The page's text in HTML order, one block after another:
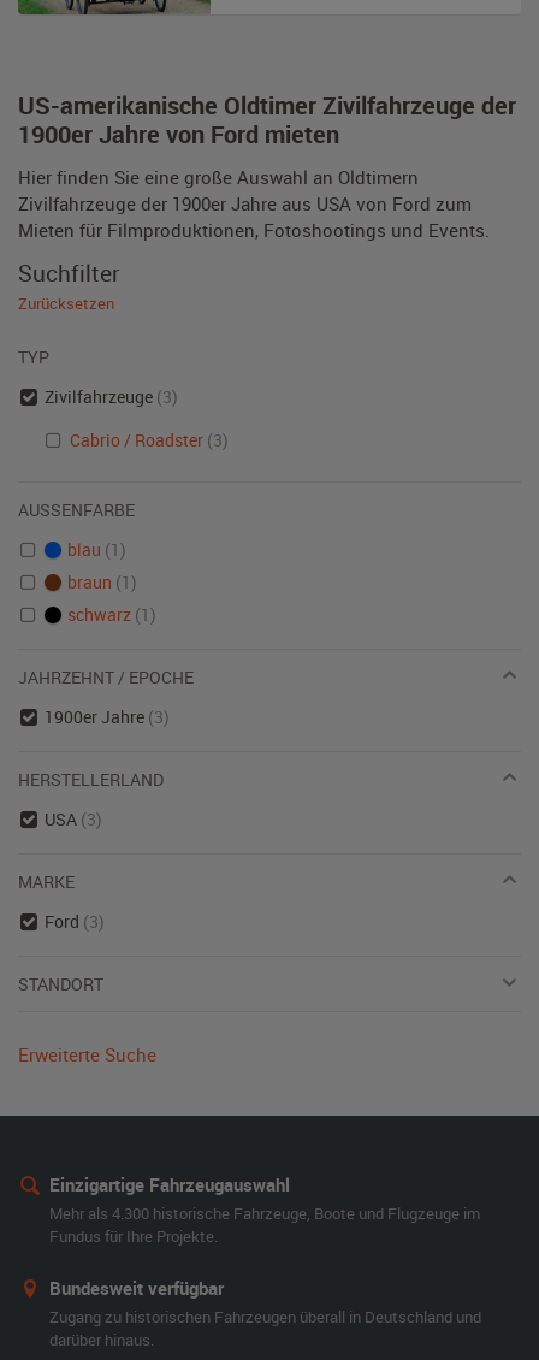
US-amerikanische Oldtimer Zivilfahrzeuge der
1900er Jahre von Ford mieten
Hier finden Sie eine große Auswahl an Oldtimern
Zivilfahrzeuge der 1900er Jahre aus USA von Ford zum
Mieten für Filmproduktionen, Fotoshootings und Events.
Suchfilter
Zurücksetzen
TYP
Zivilfahrzeuge (3)
Cabrio / Roadster (3)
AUSSENFARBE
blau (1)
braun (1)
schwarz (1)
JAHRZEHNT / EPOCHE
1900er Jahre (3)
HERSTELLERLAND
USA (3)
MARKE
Ford (3)
STANDORT
Erweiterte Suche
Einzigartige Fahrzeugauswahl
Mehr als 4.300 historische Fahrzeuge, Boote und Flugzeuge im
Fundus für Ihre Projekte.
Bundesweit verfügbar
Zugang zu historischen Fahrzeugen überall in Deutschland und
darüber hinaus.